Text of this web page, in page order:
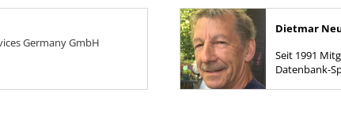
Germany GmbH
Dietmar
Seit 1991 Mitglied der
Datenbank-